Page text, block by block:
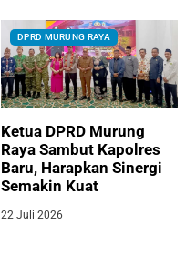
DPRD MURUNG RAYA
Ketua DPRD Murung
Raya Sambut Kapolres
Baru, Harapkan Sinergi
Semakin Kuat
22 Juli 2026